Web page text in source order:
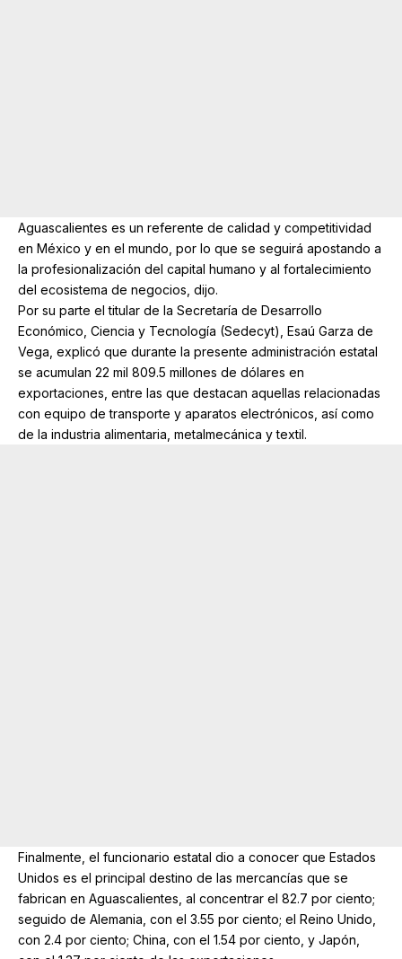
Aguascalientes es un referente de calidad y competitividad
en México y en el mundo, por lo que se seguirá apostando a
la profesionalización del capital humano y al fortalecimiento
del ecosistema de negocios, dijo.
Por su parte el titular de la Secretaría de Desarrollo
Económico, Ciencia y Tecnología (Sedecyt), Esaú Garza de
Vega, explicó que durante la presente administración estatal
se acumulan 22 mil 809.5 millones de dólares en
exportaciones, entre las que destacan aquellas relacionadas
con equipo de transporte y aparatos electrónicos, así como
de la industria alimentaria, metalmecánica y textil.
Finalmente, el funcionario estatal dio a conocer que Estados
Unidos es el principal destino de las mercancías que se
fabrican en Aguascalientes, al concentrar el 82.7 por ciento;
seguido de Alemania, con el 3.55 por ciento; el Reino Unido,
con 2.4 por ciento; China, con el 1.54 por ciento, y Japón,